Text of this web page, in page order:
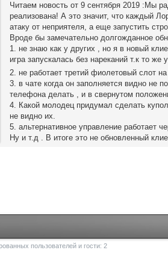
Читаем новость от 9 сентября 2019 :Мы
реализована! А это значит, что каждый
атаку от неприятеля, а еще запустить
Вроде бы замечательно долгожданное
1. не знаю как у других , но я в новый
игра запускалась без нареканий т.к то
2. не работает третий фиолетовый слот
3. в чате когда он заполняется видно не
телефона делать , и в свернутом
4. Какой молодец придумал сделать
не видно их.
5. альтернативное управление работает
Ну и т.д . В итоге это не обновленный
пользователей и гости: 2